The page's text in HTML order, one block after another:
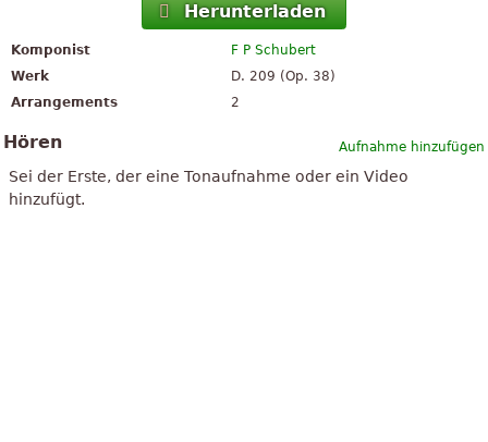
Herunterladen
Komponist
F P Schubert
Werk
D. 209 (Op. 38)
Arrangements
2
Aufnahme hinzufügen
Hören
Sei der Erste, der eine Tonaufnahme oder ein Video
hinzufügt.